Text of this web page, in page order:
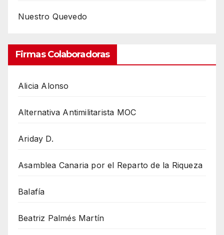
Nuestro Quevedo
Firmas Colaboradoras
Alicia Alonso
Alternativa Antimilitarista MOC
Ariday D.
Asamblea Canaria por el Reparto de la Riqueza
Balafía
Beatriz Palmés Martín